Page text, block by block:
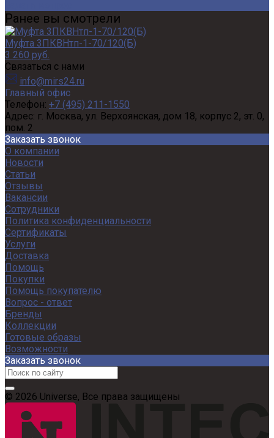
Ранее вы смотрели
Муфта 3ПКВНтп-1-70/120(Б)
3 260 руб.
Связаться с нами
info@mirs24.ru
Главный офис
Телефон: +7 (495) 211-1550
Адрес: г. Москва, ул. Верхоянская, дом 18, корпус 2, эт. 0,
пом. 2
Заказать звонок
О компании
Новости
Статьи
Отзывы
Вакансии
Сотрудники
Политика конфиденциальности
Сертификаты
Услуги
Доставка
Помощь
Покупки
Помощь покупателю
Вопрос - ответ
Бренды
Коллекции
Готовые образы
Возможности
Заказать звонок
© 2026 Universe, Все права защищены